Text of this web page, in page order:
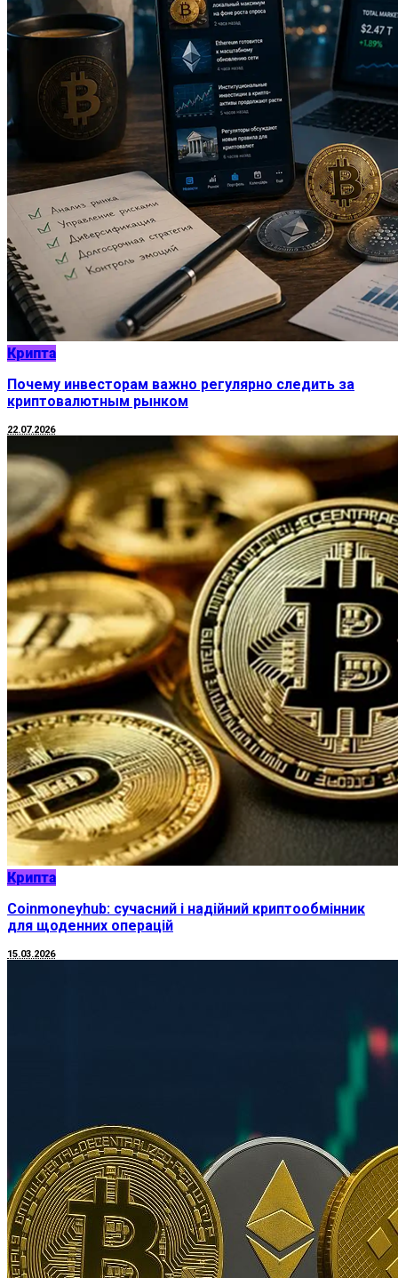
Крипта
Почему инвесторам важно регулярно следить за
криптовалютным рынком
22.07.2026
Крипта
Coinmoneyhub: сучасний і надійний криптообмінник
для щоденних операцій
15.03.2026